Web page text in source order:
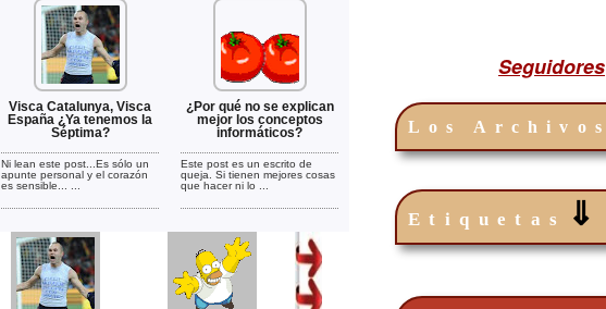
Visca Catalunya, Visca
España ¿Ya tenemos la
Séptima?
Ni lean este post...Es sólo un
apunte personal y el corazón
es sensible... ...
¿Por qué no se explican
mejor los conceptos
informáticos?
Este post es un escrito de
queja. Si tienen mejores cosas
que hacer ni lo ...
Seguidores
Los Archivos
Etiquetas ⇓